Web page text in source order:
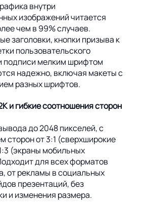
внутри
изображений читается
чем в 99% случаев.
заголовки, кнопки призыва к
пользовательского
подписи мелким шрифтом
надежно, включая макеты с
разных шрифтов.
и гибкие соотношения сторон
до 2048 пикселей, с
сторон от 3:1 (сверхширокие
(экраны мобильных
для всех форматов
от рекламы в социальных
презентаций, без
и изменения размера.